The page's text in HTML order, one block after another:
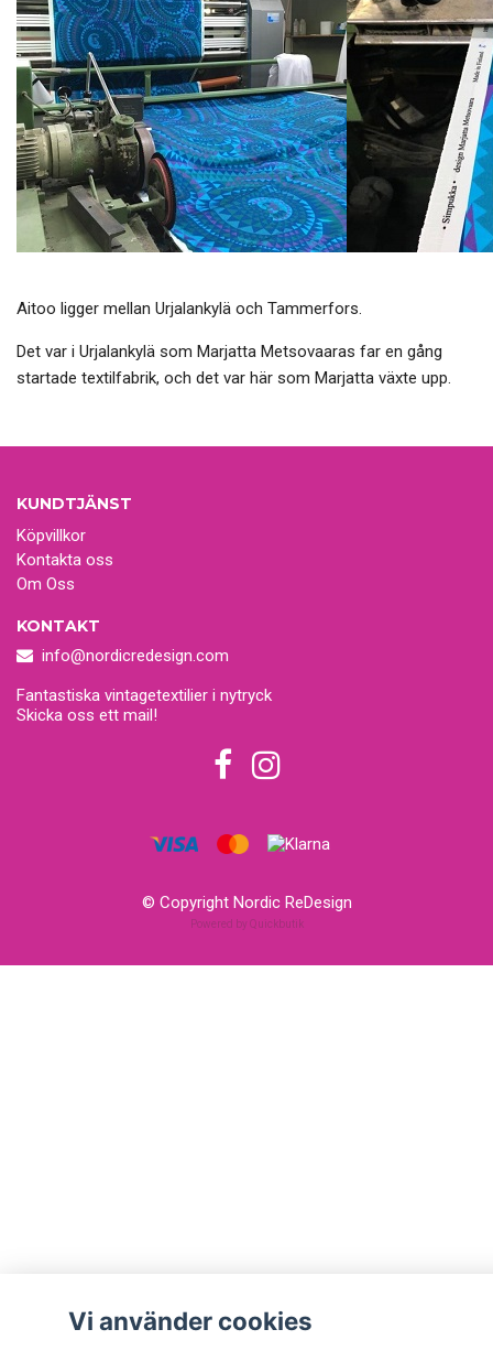
Aitoo ligger mellan Urjalankylä och Tammerfors.
Det var i Urjalankylä som Marjatta Metsovaaras far en gång
startade textilfabrik, och det var här som Marjatta växte upp.
KUNDTJÄNST
Köpvillkor
Kontakta oss
Om Oss
KONTAKT
info@nordicredesign.com
Fantastiska vintagetextilier i nytryck
Skicka oss ett mail!
© Copyright Nordic ReDesign
Powered by Quickbutik
Vi använder cookies